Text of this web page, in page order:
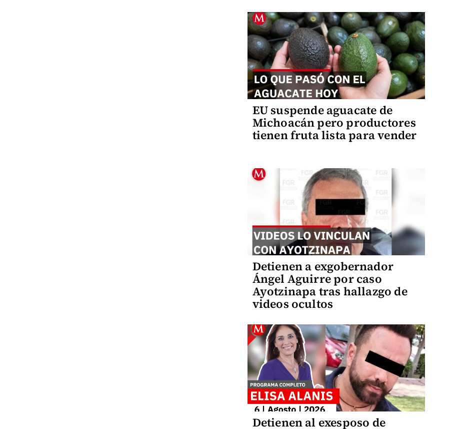
EU suspende aguacate de
Michoacán pero productores
tienen fruta lista para vender
Detienen a exgobernador
Ángel Aguirre por caso
Ayotzinapa tras hallazgo de
videos ocultos
Detienen al exesposo de